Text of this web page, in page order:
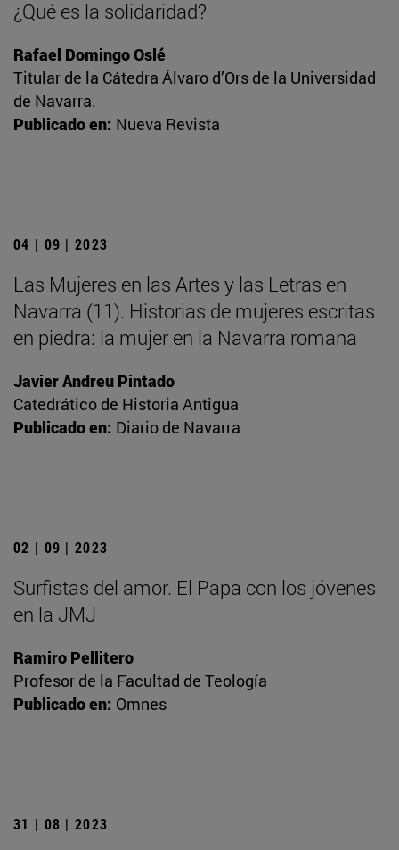
¿Qué es la solidaridad?
Rafael Domingo Oslé
Titular de la Cátedra Álvaro d’Ors de la Universidad
de Navarra.
Publicado en: Nueva Revista
04 | 09 | 2023
Las Mujeres en las Artes y las Letras en
Navarra (11). Historias de mujeres escritas
en piedra: la mujer en la Navarra romana
Javier Andreu Pintado
Catedrático de Historia Antigua
Publicado en: Diario de Navarra
02 | 09 | 2023
Surfistas del amor. El Papa con los jóvenes
en la JMJ
Ramiro Pellitero
Profesor de la Facultad de Teología
Publicado en: Omnes
31 | 08 | 2023